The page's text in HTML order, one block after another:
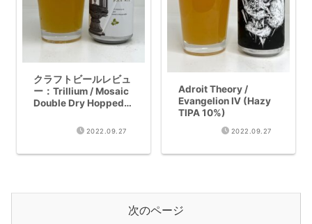
クラフトビールレビュ
ー：Trillium / Mosaic
Double Dry Hopped
2022.09.27
Adroit Theory /
Evangelion Ⅳ (Hazy
TIPA 10%)
2022.09.27
次のページ